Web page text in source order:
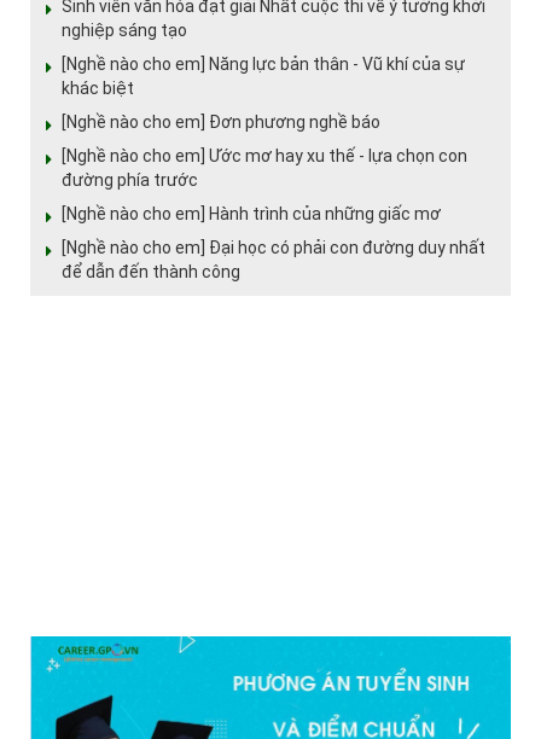
Sinh viên văn hóa đạt giải Nhất cuộc thi về ý tưởng khởi
nghiệp sáng tạo
[Nghề nào cho em] Năng lực bản thân - Vũ khí của sự
khác biệt
[Nghề nào cho em] Đơn phương nghề báo
[Nghề nào cho em] Ước mơ hay xu thế - lựa chọn con
đường phía trước
[Nghề nào cho em] Hành trình của những giấc mơ
[Nghề nào cho em] Đại học có phải con đường duy nhất
để dẫn đến thành công